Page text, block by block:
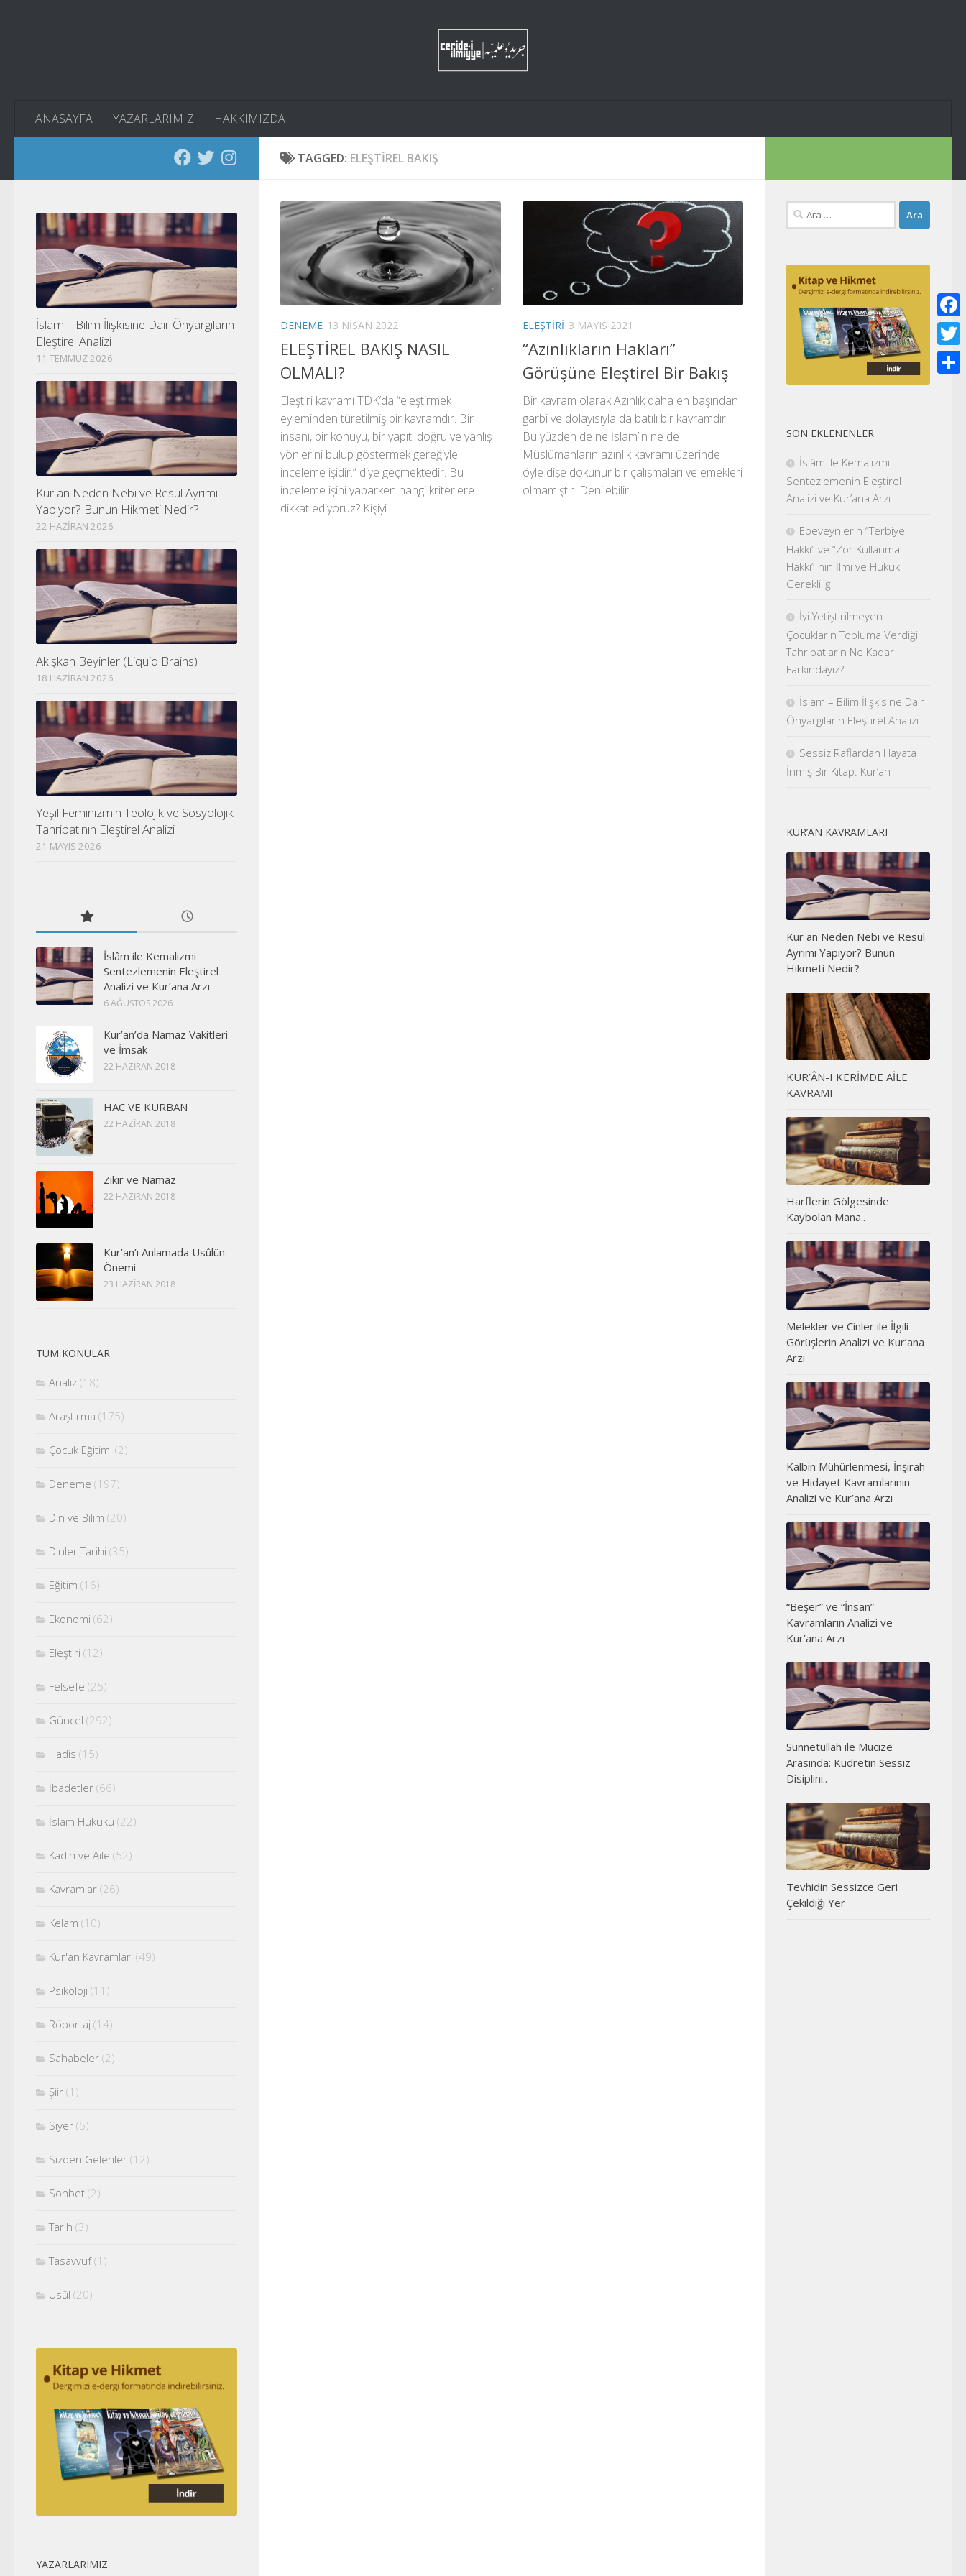
ANASAYFA YAZARLARIMIZ HAKKIMIZDA
TAGGED: ELEŞTIREL BAKIŞ
DENEME 13 NISAN 2022
ELEŞTİREL BAKIŞ NASIL
OLMALI?
Eleştiri kavramı TDK’da “eleştirmek
eyleminden türetilmiş bir kavramdır. Bir
insanı, bir konuyu, bir yapıtı doğru ve yanlış
yönlerini bulup göstermek gereğiyle
inceleme işidir.” diye geçmektedir. Bu
inceleme işini yaparken hangi kriterlere
dikkat ediyoruz? Kişiyi...
ELEŞTIRI 3 MAYIS 2021
“Azınlıkların Hakları”
Görüşüne Eleştirel Bir Bakış
Bir kavram olarak Azınlık daha en başından
garbi ve dolayısıyla da batılı bir kavramdır.
Bu yüzden de ne İslam’ın ne de
Müslümanların azınlık kavramı üzerinde
öyle dişe dokunur bir çalışmaları ve emekleri
olmamıştır. Denilebilir...
İslam – Bilim İlişkisine Dair Önyargıların
Eleştirel Analizi
11 TEMMUZ 2026
Kur an Neden Nebi ve Resul Ayrımı
Yapıyor? Bunun Hikmeti Nedir?
22 HAZIRAN 2026
Akışkan Beyinler (Liquid Brains)
18 HAZIRAN 2026
Yeşil Feminizmin Teolojik ve Sosyolojik
Tahribatının Eleştirel Analizi
21 MAYIS 2026
İslâm ile Kemalizmi
Sentezlemenin Eleştirel
Analizi ve Kur’ana Arzı
6 AĞUSTOS 2026
Kur’an’da Namaz Vakitleri
ve İmsak
22 HAZIRAN 2018
HAC VE KURBAN
22 HAZIRAN 2018
Zikir ve Namaz
22 HAZIRAN 2018
Kur’an’ı Anlamada Usûlün
Önemi
23 HAZIRAN 2018
TÜM KONULAR
Analiz (18)
Araştırma (175)
Çocuk Eğitimi (2)
Deneme (197)
Din ve Bilim (20)
Dinler Tarihi (35)
Eğitim (16)
Ekonomi (62)
Eleştiri (12)
Felsefe (25)
Güncel (292)
Hadis (15)
İbadetler (66)
İslam Hukuku (22)
Kadın ve Aile (52)
Kavramlar (26)
Kelam (10)
Kur'an Kavramları (49)
Psikoloji (11)
Röportaj (14)
Sahabeler (2)
Şiir (1)
Siyer (5)
Sizden Gelenler (12)
Sohbet (2)
Tarih (3)
Tasavvuf(1)
Usûl (20)
YAZARLARIMIZ
Arama:
SON EKLENENLER
İslâm ile Kemalizmi
Sentezlemenin Eleştirel
Analizi ve Kur’ana Arzı
Ebeveynlerin “Terbiye
Hakkı” ve “Zor Kullanma
Hakkı” nın İlmi ve Hukuki
Gerekliliği
İyi Yetiştirilmeyen
Çocukların Topluma Verdiği
Tahribatların Ne Kadar
Farkındayız?
İslam – Bilim İlişkisine Dair
Önyargıların Eleştirel Analizi
Sessiz Raflardan Hayata
İnmiş Bir Kitap: Kur’an
KUR’AN KAVRAMLARI
Kur an Neden Nebi ve Resul
Ayrımı Yapıyor? Bunun
Hikmeti Nedir?
KUR’ÂN-I KERİMDE AİLE
KAVRAMI
Harflerin Gölgesinde
Kaybolan Mana..
Melekler ve Cinler ile İlgili
Görüşlerin Analizi ve Kur’ana
Arzı
Kalbin Mühürlenmesi, İnşirah
ve Hidayet Kavramlarının
Analizi ve Kur’ana Arzı
“Beşer” ve “İnsan”
Kavramların Analizi ve
Kur’ana Arzı
Sünnetullah ile Mucize
Arasında: Kudretin Sessiz
Disiplini..
Tevhidin Sessizce Geri
Çekildiği Yer